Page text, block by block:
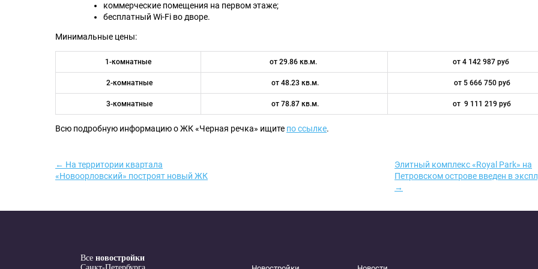
коммерческие помещения на первом этаже;
бесплатный Wi‐Fi во дворе.
Минимальные цены:
1-комнатные от 29.86 кв.м. от 4 142 987 руб
2-комнатные от 48.23 кв.м. от 5 666 750 руб
3-комнатные от 78.87 кв.м. от 9 111 219 руб
Всю подробную информацию о ЖК «Черная речка» ищите по ссылке.
← На территории квартала
«Новоорловский» построят новый ЖК
Элитный комплекс «Royal Park» на
Петровском острове введен в
→
Все новостройки